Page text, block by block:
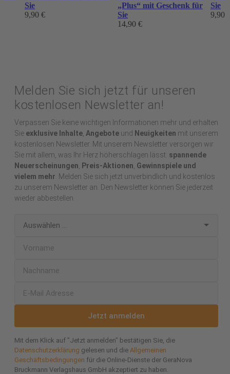
Sie
9,90 €
„Plus“ mit Geschenk für
Sie
14,90 €
Sie
9,90
Melden Sie sich jetzt für unseren
kostenlosen Newsletter an!
Verpassen Sie keine wichtigen Informationen mehr und erhalten
Sie exklusive Inhalte Angebote und Neuigkeiten mit unserem
kostenlosen Newsletter. Mit unserem Newsletter versorgen wir
Sie mit allem, was Ihr Herz höherschlagen lässt: spannende
Neuerscheinungen
Preis-Aktionen Gewinnspiele und
vielem mehr . Melden Sie sich jetzt unverbindlich und kostenlos
zu unserem Newsletter an. Den Newsletter können Sie jederzeit
wieder abbestellen.
Jetzt anmelden
Mit dem Klick auf "Jetzt anmelden" bestätigen Sie, die
Datenschutzerklärung gelesen und die Allgemeinen
Geschäftsbedingungen für die Online-Dienste der GeraNova
Bruckmann Verlagshaus GmbH akzeptiert zu haben.